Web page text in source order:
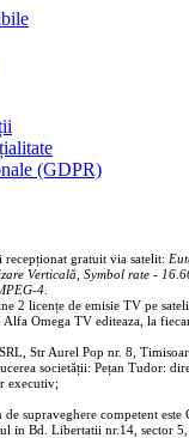
(GDPR)
gratuit via satelit:
Verticală, Symbol rate -
4
2 licențe de emisie TV pe
Omega TV editeaza, la
Str Aurel Pop nr. 8,
societății: Pețan Tudor:
executiv;
supraveghere competent este
in Bd. Libertatii nr.14, sector 5,